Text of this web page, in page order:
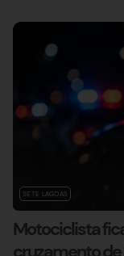
SETE LAGOAS
Motociclista
cruzamento de